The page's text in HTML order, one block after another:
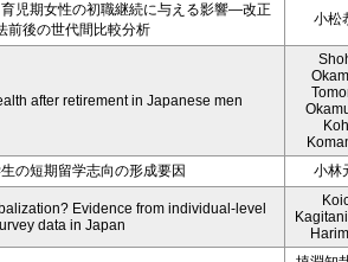
児期女性の初職継続に与える影響―改正
前後の世代間比較分析
小松
after retirement in Japanese men
の短期留学志向の形成要因
小林
Evidence from individual-level
data in Japan